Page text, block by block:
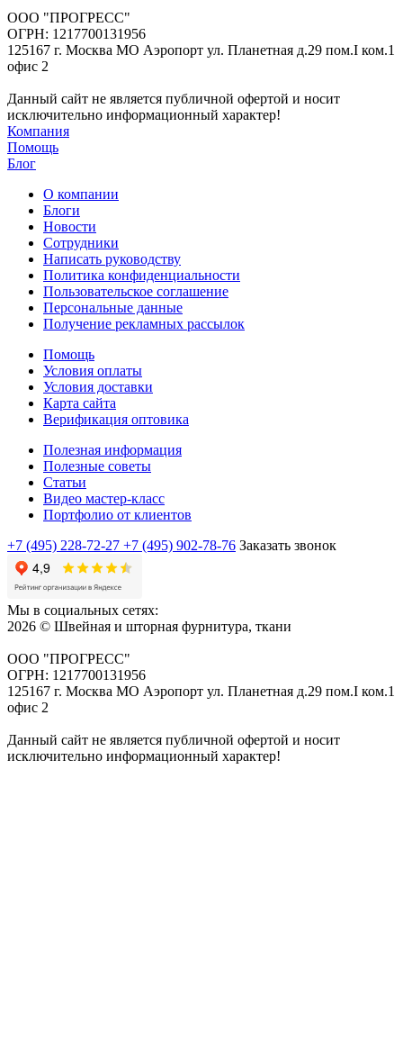
ООО "ПРОГРЕСС"
ОГРН: 1217700131956
125167 г. Москва МО Аэропорт ул. Планетная д.29 пом.I ком.1
офис 2
Данный сайт не является публичной офертой и носит
исключительно информационный характер!
Компания
Помощь
Блог
О компании
Блоги
Новости
Сотрудники
Написать руководству
Политика конфиденциальности
Пользовательское соглашение
Персональные данные
Получение рекламных рассылок
Помощь
Условия оплаты
Условия доставки
Карта сайта
Верификация оптовика
Полезная информация
Полезные советы
Статьи
Видео мастер-класс
Портфолио от клиентов
+7 (495) 228-72-27 +7 (495) 902-78-76 Заказать звонок
Мы в социальных сетях:
2026 © Швейная и шторная фурнитура, ткани
ООО "ПРОГРЕСС"
ОГРН: 1217700131956
125167 г. Москва МО Аэропорт ул. Планетная д.29 пом.I ком.1
офис 2
Данный сайт не является публичной офертой и носит
исключительно информационный характер!